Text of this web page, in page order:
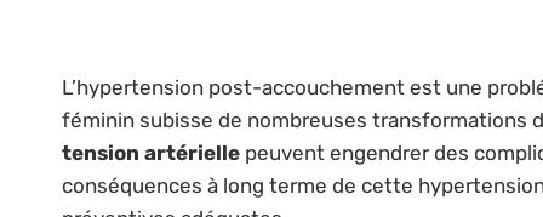
L’hypertension post-accouchement est une
féminin subisse de nombreuses transformations
tension artérielle peuvent engendrer des
conséquences à long terme de cette